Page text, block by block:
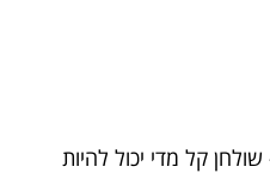
קל מדי יכול להיות